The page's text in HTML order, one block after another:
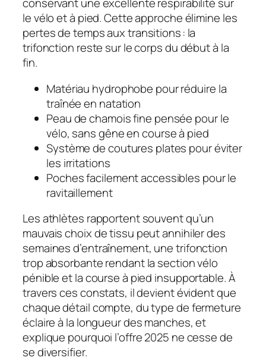
conservant une excellente respirabilité sur
le vélo et à pied. Cette approche élimine les
pertes de temps aux transitions : la
trifonction reste sur le corps du début à la
fin.
Matériau hydrophobe pour réduire la
traînée en natation
Peau de chamois fine pensée pour le
vélo, sans gêne en course à pied
Système de coutures plates pour éviter
les irritations
Poches facilement accessibles pour le
ravitaillement
Les athlètes rapportent souvent qu’un
mauvais choix de tissu peut annihiler des
semaines d’entraînement, une trifonction
trop absorbante rendant la section vélo
pénible et la course à pied insupportable. À
travers ces constats, il devient évident que
chaque détail compte, du type de fermeture
éclaire à la longueur des manches, et
explique pourquoi l’offre 2025 ne cesse de
se diversifier.